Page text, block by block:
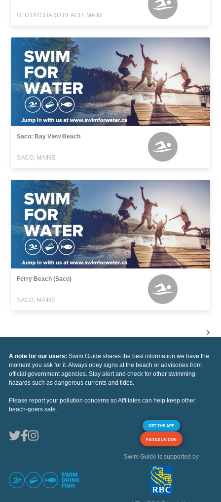
OLD ORCHARD BEACH, MAINE
Saco: Bay View Beach
SACO, MAINE
Ferry Beach (Saco)
SACO, MAINE
A note for our users: Swim Guide shares the best information we have the
moment you ask for it. Always obey signs at the beach or advisories from
official government agencies. Stay alert and check for other swimming
hazards such as dangerous currents and tides.
Please report your pollution concerns so Affiliates can help keep other
beach-goers safe.
GET THE APP
FAITES UN DON
Swim Guide is supported by